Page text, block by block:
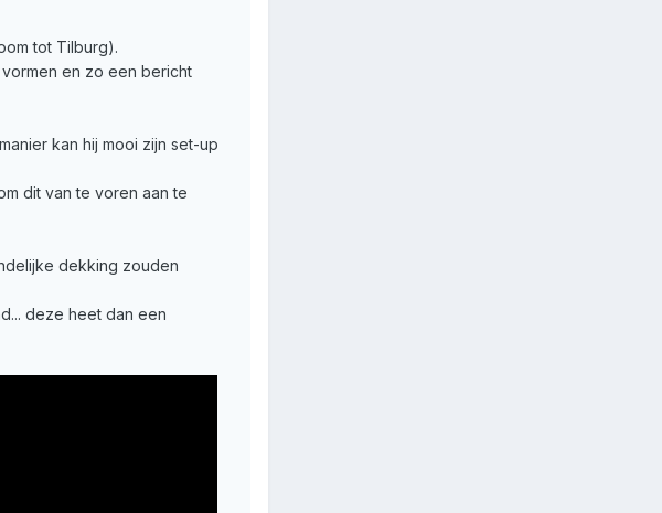
tot Tilburg).
en zo een bericht
kan hij mooi zijn set-up
dit van te voren aan te
dekking zouden
deze heet dan een